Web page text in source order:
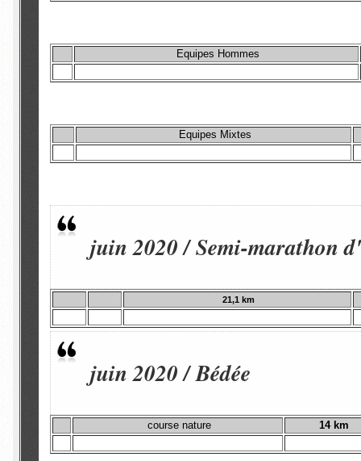
Equipes Hommes
Equipes Mixtes
juin 2020 / Semi-marathon
21,1 km
juin 2020 / Bédée
course nature 14 km